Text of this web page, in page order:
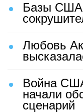
Базы США
Любовь
Война
начали
сценарий